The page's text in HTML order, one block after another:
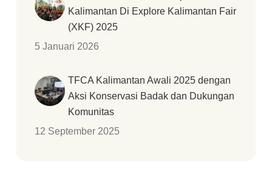
Kalimantan Di Explore Kalimantan Fair
(XKF) 2025
5 Januari 2026
TFCA Kalimantan Awali 2025 dengan
Aksi Konservasi Badak dan Dukungan
Komunitas
12 September 2025